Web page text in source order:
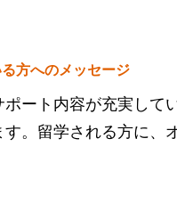
方へのメッセージ
ート内容が充実して
。留学される方に、